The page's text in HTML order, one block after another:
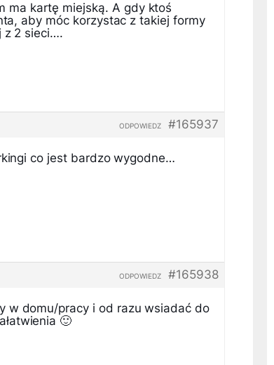
ma kartę miejską. A gdy ktoś
aby móc korzystac z takiej formy
z 2 sieci….
#165937
ODPOWIEDZ
co jest bardzo wygodne…
#165938
ODPOWIEDZ
w domu/pracy i od razu wsiadać do
🙂